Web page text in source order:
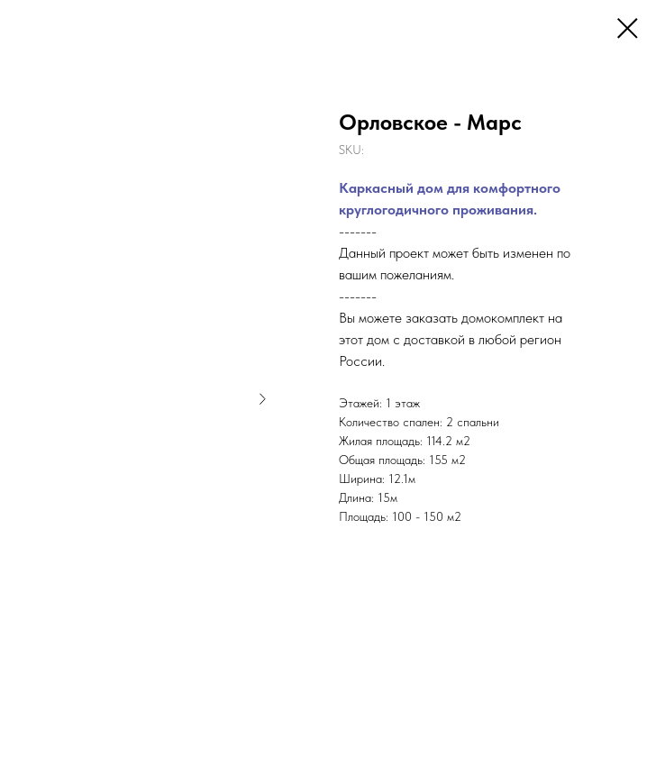
Орловское - Марс
SKU:
Каркасный дом для комфортного
круглогодичного проживания.
-------
Данный проект может быть изменен по
вашим пожеланиям.
-------
Вы можете заказать домокомплект на
этот дом с доставкой в любой регион
России.
Этажей: 1 этаж
Количество спален: 2 спальни
Жилая площадь: 114.2 м2
Общая площадь: 155 м2
Ширина: 12.1м
Длина: 15м
Площадь: 100 - 150 м2